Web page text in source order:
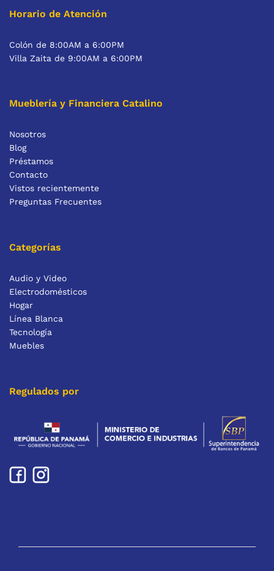
Horario de Atención
Colón de 8:00AM a 6:00PM
Villa Zaita de 9:00AM a 6:00PM
Mueblería y Financiera Catalino
Nosotros
Blog
Préstamos
Contacto
Vistos recientemente
Preguntas Frecuentes
Categorías
Audio y Video
Electrodomésticos
Hogar
Línea Blanca
Tecnología
Muebles
Regulados por